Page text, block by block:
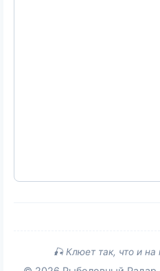
🎣 Клюет так, что и